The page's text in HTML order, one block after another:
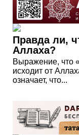
Правда ли,
Аллаха?
Выражение, что
исходит от
означает, что...